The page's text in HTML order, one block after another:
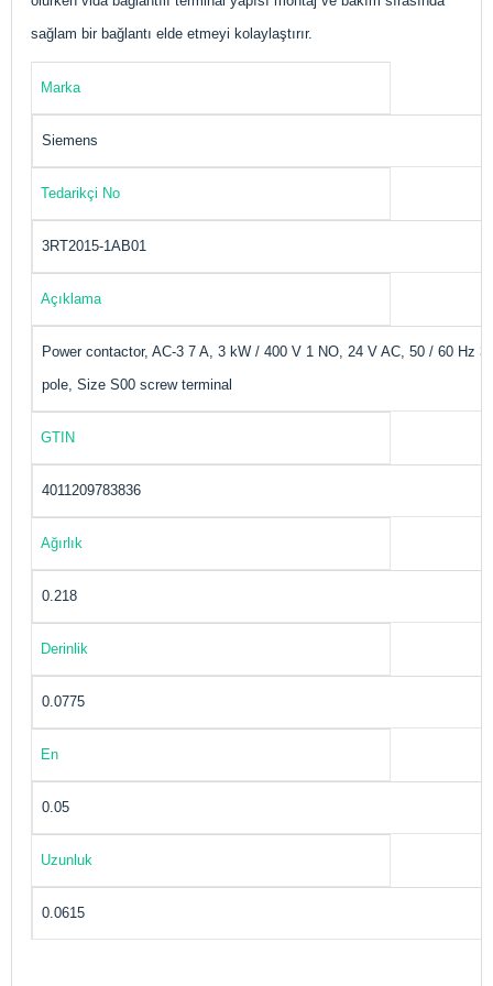
sağlam bir bağlantı elde etmeyi kolaylaştırır.
Marka
Siemens
Tedarikçi No
3RT2015-1AB01
Açıklama
Power contactor, AC-3 7 A, 3 kW / 400 V 1 NO, 24 V AC, 50 / 60 Hz 3-
pole, Size S00 screw terminal
GTIN
4011209783836
Ağırlık
0.218
Derinlik
0.0775
En
0.05
Uzunluk
0.0615